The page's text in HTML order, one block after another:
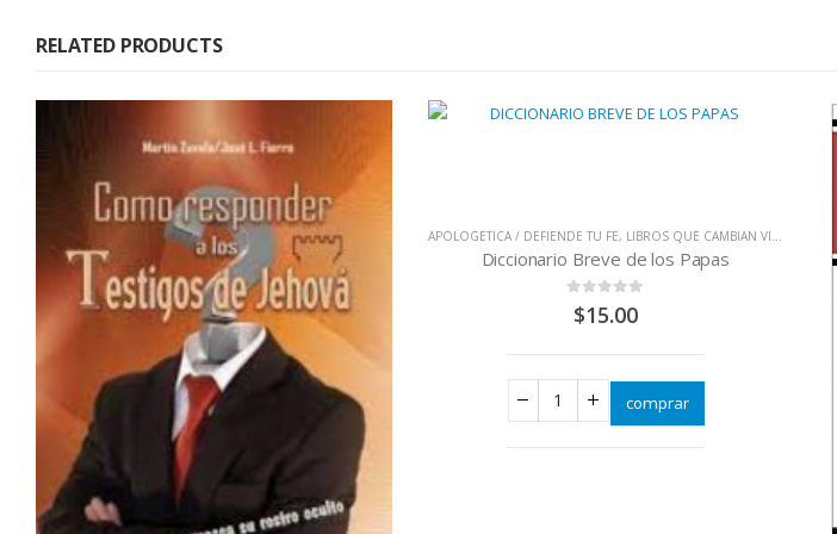
RELATED PRODUCTS
APOLOGETICA / DEFIENDE TU FE, LIBROS QUE CAMBIAN VIDAS
Diccionario Breve de los Papas
out of 5
$15.00
comprar